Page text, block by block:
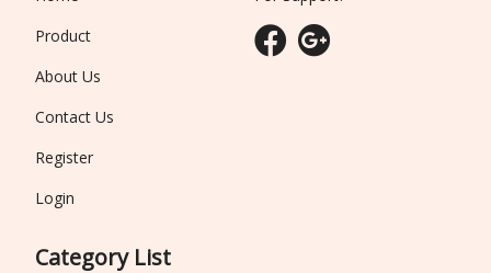
Product
About Us
Contact Us
Register
Login
Category List